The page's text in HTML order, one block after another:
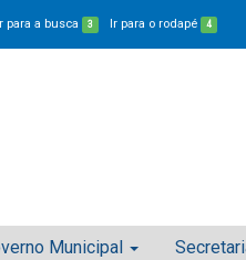
para a busca 3 Ir para o rodapé 4
Municipal